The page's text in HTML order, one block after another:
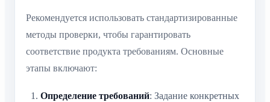
Рекомендуется использовать стандартизированные
методы проверки, чтобы гарантировать
соответствие продукта требованиям. Основные
этапы включают:
Определение требований: Задание конкретных